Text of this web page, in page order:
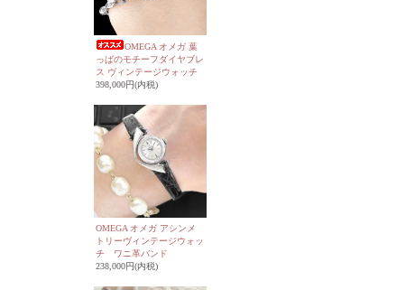
OMEGA オメガ 葉
っぱのモチーフダイヤブレ
ス ヴィンテージウォッチ
398,000円(内税)
OMEGA オメガ アシンメ
トリーヴィンテージウォッ
チ ワニ革バンド
238,000円(内税)